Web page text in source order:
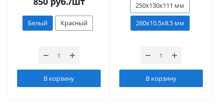
Белый Красный
В корзину
250х130х111 мм
260х10.5х8.5 мм
В корзину